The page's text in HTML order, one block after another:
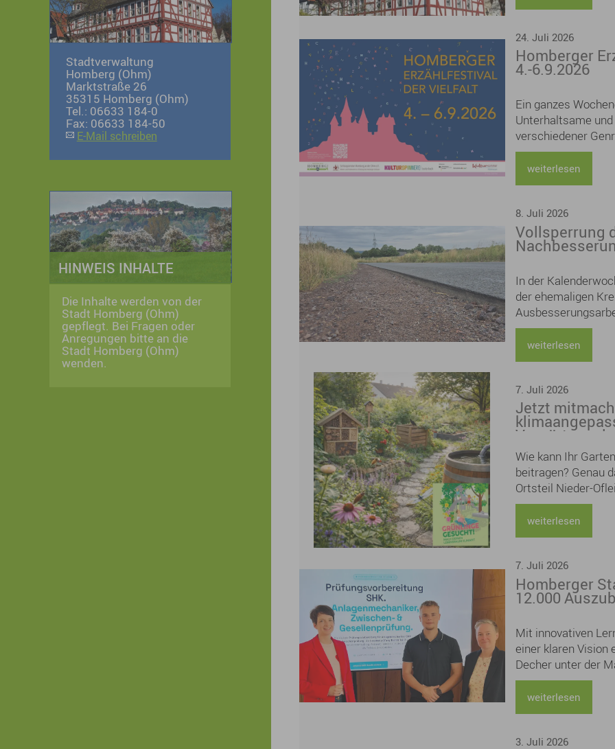
Stadtverwaltung
Homberg (Ohm)
Marktstraße 26
35315 Homberg (Ohm)
Tel.: 06633 184-0
Fax: 06633 184-50
E-Mail schreiben
HINWEIS INHALTE
Die Inhalte werden von der
Stadt Homberg (Ohm)
gepflegt. Bei Fragen oder
Anregungen bitte an die
Stadt Homberg (Ohm)
wenden.
24. Juli 2026
Homberger
4.-6.9.2026
Ein ganzes
Unterhaltsame
verschiedener
Kathrin Lange,
Hutzenlaub,
Henkhaus lesen
Buchschnitten und
Bild und Urban
Bühne mit einem
Pflücken kann
Lieblingsgedichte
ein tolles
weiterlesen
8. Juli 2026
Vollsperrung
In der
der ehemaligen
Zeitraum muss die
weiterlesen
7. Juli 2026
Jetzt
Vorgärten
weiterhin
Wie kann Ihr
beitragen? Genau
Ortsteil Nieder-
Bürgerinnen und
im Klimaquartier
weiterlesen
7. Juli 2026
Homberger
12.000
Mit innovativen
einer klaren Vision
Decher unter der
Klimahandwerk.
Deutschland
weiterlesen
3. Juli 2026